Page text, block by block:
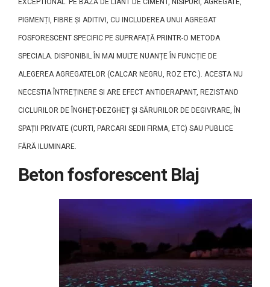
EXCEPTIONAL. PE BAZĂ DE LIANT DE CIMENT, NISIPURI, AGREGATE,
PIGMENȚI, FIBRE ȘI ADITIVI, CU INCLUDEREA UNUI AGREGAT
FOSFORESCENT SPECIFIC PE SUPRAFAȚĂ PRINTR-O METODA
SPECIALA. DISPONIBIL ÎN MAI MULTE NUANȚE ÎN FUNCȚIE DE
ALEGEREA AGREGATELOR (CALCAR NEGRU, ROZ ETC.). ACESTA NU
NECESTIA ÎNTREȚINERE SI ARE EFECT ANTIDERAPANT, REZISTAND
CICLURILOR DE ÎNGHEȚ-DEZGHEȚ ȘI SĂRURILOR DE DEGIVRARE, ÎN
SPAȚII PRIVATE (CURTI, PARCARI SEDII FIRMA, ETC) SAU PUBLICE
FĂRĂ ILUMINARE.
Beton fosforescent Blaj